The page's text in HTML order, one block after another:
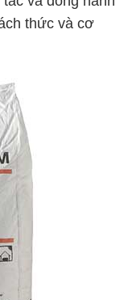
thức và cơ